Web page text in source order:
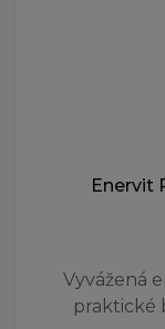
Enervit
Vyvážená
praktické